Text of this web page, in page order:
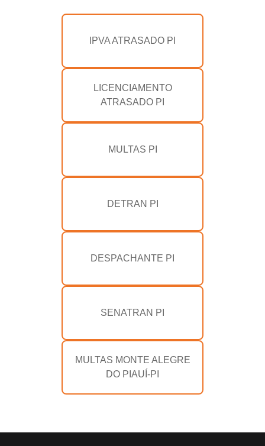
IPVA ATRASADO PI
LICENCIAMENTO
ATRASADO PI
MULTAS PI
DETRAN PI
DESPACHANTE PI
SENATRAN PI
MULTAS MONTE ALEGRE
DO PIAUÍ-PI